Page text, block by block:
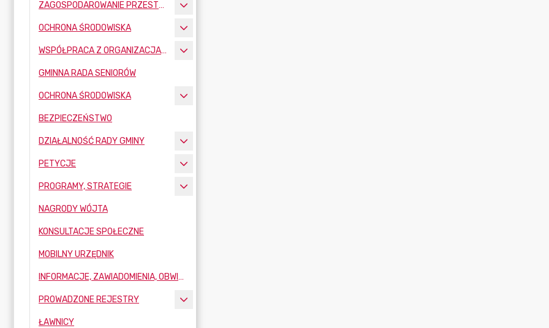
ZAGOSPODAROWANIE PRZESTRZENNE
OCHRONA ŚRODOWISKA
WSPÓŁPRACA Z ORGANIZACJAMI POZARZĄDOWYMI
GMINNA RADA SENIORÓW
OCHRONA ŚRODOWISKA
BEZPIECZEŃSTWO
DZIAŁALNOŚĆ RADY GMINY
PETYCJE
PROGRAMY, STRATEGIE
NAGRODY WÓJTA
KONSULTACJE SPOŁECZNE
MOBILNY URZĘDNIK
INFORMACJE, ZAWIADOMIENIA, OBWIESZCZENIA
PROWADZONE REJESTRY
ŁAWNICY